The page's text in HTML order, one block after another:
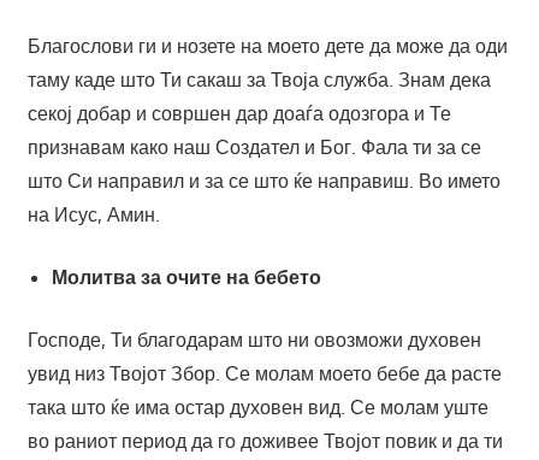
Благослови ги и нозете на моето дете да може да оди
таму каде што Ти сакаш за Твоја служба. Знам дека
секој добар и совршен дар доаѓа одозгора и Те
признавам како наш Создател и Бог. Фала ти за се
што Си направил и за се што ќе направиш. Во името
на Исус, Амин.
Молитва за очите на бебето
Господе, Ти благодарам што ни овозможи духовен
увид низ Твојот Збор. Се молам моето бебе да расте
така што ќе има остар духовен вид. Се молам уште
во раниот период да го доживее Твојот повик и да ти